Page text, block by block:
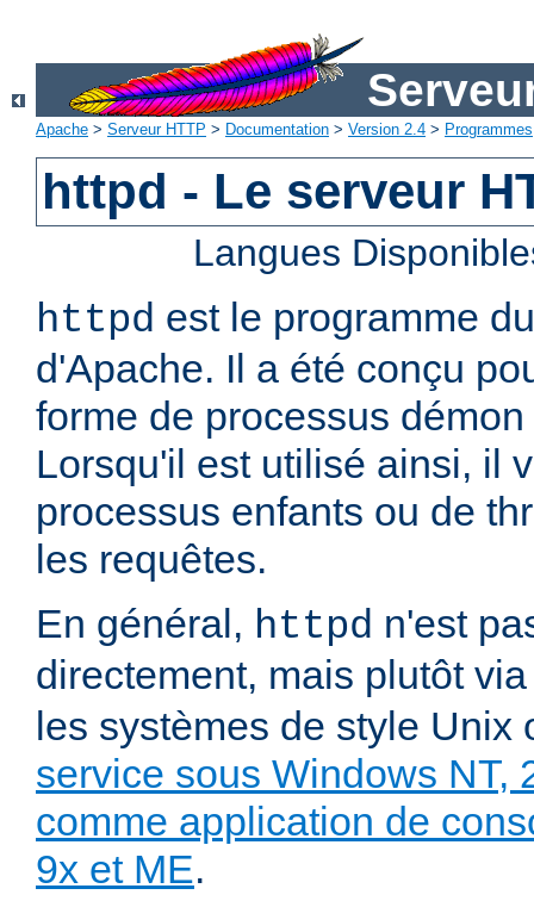
Apache > Serveur HTTP > Documentation > Version 2.4 > Programmes
httpd - Le serveur
Langues
httpd est le programme
d'Apache. Il a été conçu
forme de processus
Lorsqu'il est utilisé ainsi, il
processus enfants ou de
les requêtes.
En général, httpd n'est
directement, mais plutôt
les systèmes de style Unix
service sous Windows NT,
comme application de
9x et ME.